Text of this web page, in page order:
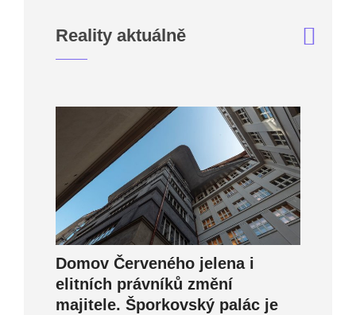
Reality aktuálně
Domov Červeného jelena i
elitních právníků změní
majitele. Šporkovský palác je